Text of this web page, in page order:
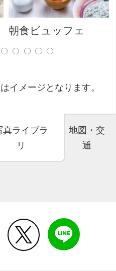
朝食ビュッフェ
イメージとなります。
真ライブラ
リ
地図・交
通